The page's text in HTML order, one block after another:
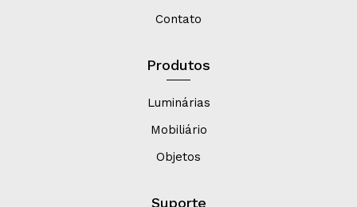
Contato
Produtos
Luminárias
Mobiliário
Objetos
Suporte